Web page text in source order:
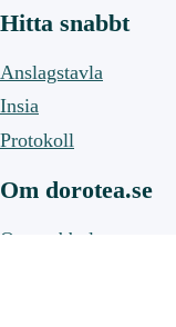
Hitta snabbt
Anslagstavla
Insia
Protokoll
Om dorotea.se
Om webbplatsen